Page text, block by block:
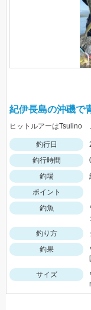
紀伊長島の沖磯で
釣行日
釣行時間
釣場
ポイント
釣魚
釣り方
釣果
サイズ